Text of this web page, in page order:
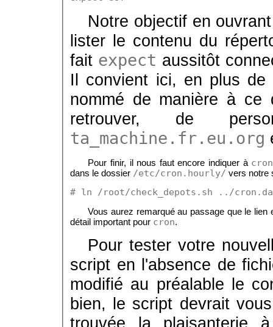
Notre objectif en
lister le contenu du
fait expect aussitôt
Il convient ici, en plus
nommé de manière à ce
retrouver, de
ta_machine.fr.eu.org
Pour finir, il nous faut encore indiquer à cron
dans le dossier /etc/cron.hourly/ vers notre
# ln /root/check_depots.sh ../
Vous aurez remarqué au passage que le
détail important pour cron.
Pour tester votre
script en l'absence de
modifié au préalable le
bien, le script devrait